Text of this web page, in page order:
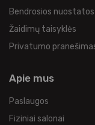
Bendrosios nuostatos
Žaidimų taisyklės
Privatumo
Apie mus
Paslaugos
Fiziniai salonai